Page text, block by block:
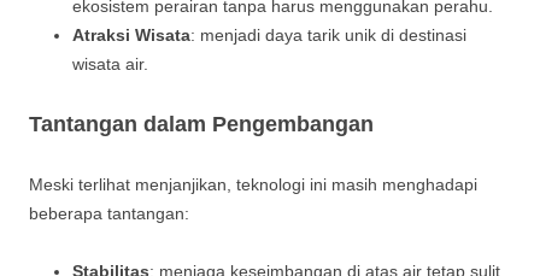
ekosistem perairan tanpa harus menggunakan perahu.
Atraksi Wisata: menjadi daya tarik unik di destinasi
wisata air.
Tantangan dalam Pengembangan
Meski terlihat menjanjikan, teknologi ini masih menghadapi
beberapa tantangan:
Stabilitas: menjaga keseimbangan di atas air tetap sulit